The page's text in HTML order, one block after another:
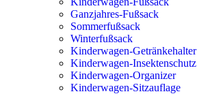
Ganzjahres-Fußsack
Sommerfußsack
Winterfußsack
Kinderwagen-Getränkehalter
Kinderwagen-Insektenschutz
Kinderwagen-Organizer
Kinderwagen-Sitzauflage